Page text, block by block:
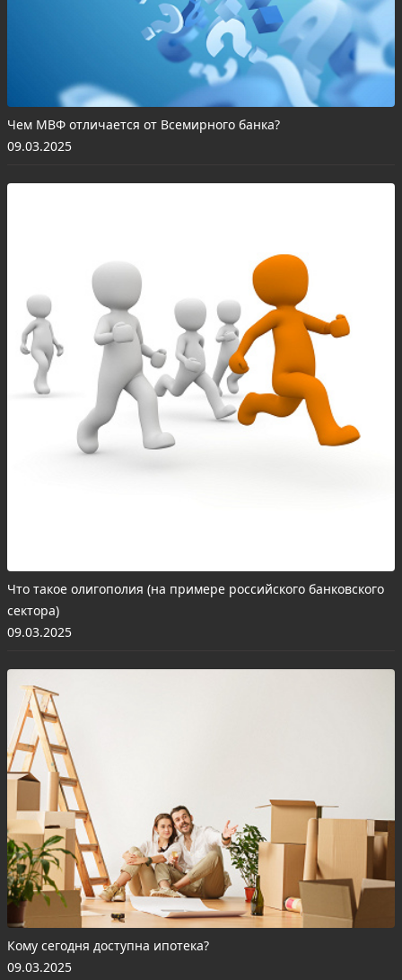
Чем МВФ отличается от Всемирного банка?
09.03.2025
Что такое олигополия (на примере российского банковского
сектора)
09.03.2025
Кому сегодня доступна ипотека?
09.03.2025